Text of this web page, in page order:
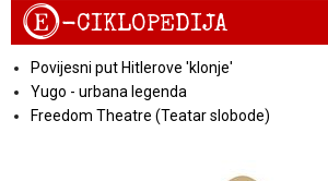
E-CIKLOPEDIJA
Povijesni put Hitlerove 'klonje'
Yugo - urbana legenda
Freedom Theatre (Teatar slobode)